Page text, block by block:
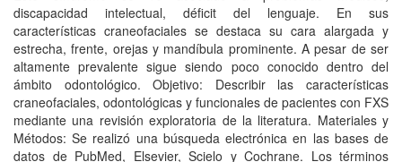
discapacidad intelectual, déficit del lenguaje. En sus
características craneofaciales se destaca su cara alargada y
estrecha, frente, orejas y mandíbula prominente. A pesar de ser
altamente prevalente sigue siendo poco conocido dentro del
ámbito odontológico. Objetivo: Describir las características
craneofaciales, odontológicas y funcionales de pacientes con FXS
mediante una revisión exploratoria de la literatura. Materiales y
Métodos: Se realizó una búsqueda electrónica en las bases de
datos de PubMed, Elsevier, Scielo y Cochrane. Los términos